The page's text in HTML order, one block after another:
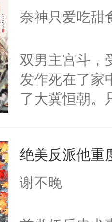
I，他们决定
莲花可不止有
点脑袋，看着
常见问题一：
教科书版：“
母的微笑：“
留看着面前
人，突然醒悟
奈神只爱吃甜
双男主宫斗，
发作死在了家
了大冀恒朝。
惜被人暗害，
绝。主神知晓
朝，一个从未
绝美反派他重
谢不晚